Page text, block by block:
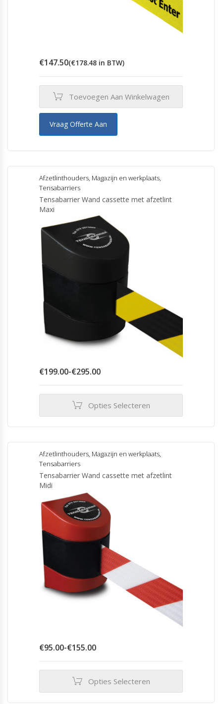
€147.50(€178.48 in BTW)
Toevoegen Aan Winkelwagen
Vraag Offerte Aan
Afzetlinthouders, Magazijn en werkplaats,
Tensabarriers
Tensabarrier Wand cassette met afzetlint
Maxi
€199.00-€295.00Prijsklasse:
€295.00
Opties Selecteren
heeft
meerdere
variaties.
optie
kan
gekozen
worden
op
de
productpagina
Afzetlinthouders, Magazijn en werkplaats,
Tensabarriers
Tensabarrier Wand cassette met afzetlint
Midi
€95.00-€155.00Prijsklasse:
€155.00
Opties Selecteren